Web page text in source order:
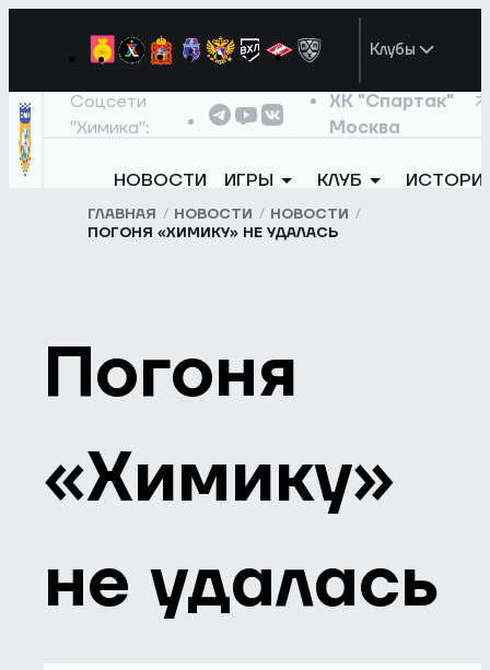
Клубы
Соцсети
"Химика":
ХК "Спартак"
Москва
НОВОСТИ ИГРЫ КЛУБ
ГЛАВНАЯ НОВОСТИ
НОВОСТИ
ПОГОНЯ «ХИМИКУ» НЕ УДАЛАСЬ
Погоня
«Химику»
не удалась